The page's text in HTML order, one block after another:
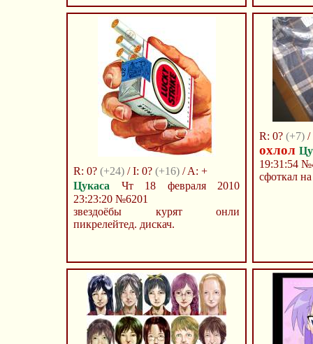
R: 0? (+24) / I: 0? (+16) / A: +
Цукаса Чт 18 февраля 2010
23:23:20 №6201
звездоёбы курят онли
пикрелейтед. дискач.
R: 0? (+7) /
охлол
19:31:54
сфоткал